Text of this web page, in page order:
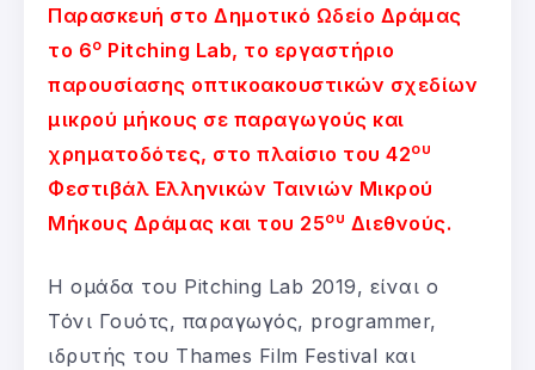
Παρασκευή στο Δημοτικό Ωδείο Δράμας
το 6ο Pitching Lab, το εργαστήριο
παρουσίασης οπτικοακουστικών σχεδίων
μικρού μήκους σε παραγωγούς και
χρηματοδότες, στο πλαίσιο του 42ου
Φεστιβάλ Ελληνικών Ταινιών Μικρού
Μήκους Δράμας και του 25ου Διεθνούς.
Η ομάδα του Pitching Lab 2019, είναι ο
Τόνι Γουότς, παραγωγός, programmer,
ιδρυτής του Thames Film Festival και